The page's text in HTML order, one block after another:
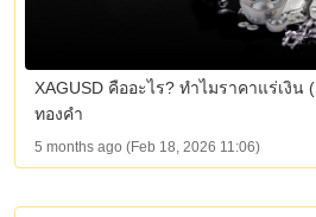
XAGUSD คืออะไร? ทำไมราคาแร่เงิน
ทองคำ
5 months ago (Feb 18, 2026 11:06)